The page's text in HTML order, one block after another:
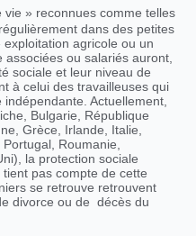
» reconnues comme telles
dans des petites
agricole ou un
ou salariés auront,
sociale et leur niveau de
à celui des travailleuses qui
Actuellement,
Bulgarie, République
Grèce, Irlande, Italie,
Roumanie,
la protection sociale
pas compte de cette
se retrouve retrouvent
divorce ou de décès du